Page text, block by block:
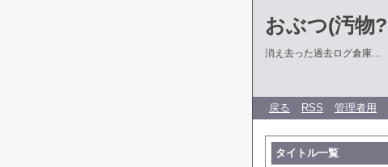
おぶつ(汚物
消え去った過去ログ倉庫…
戻る RSS 管理者用
タイトル一覧